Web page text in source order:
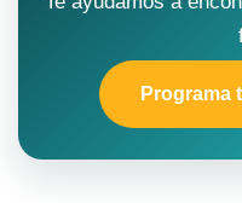
Programa